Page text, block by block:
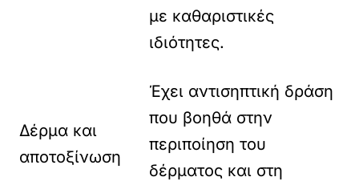
με καθαριστικές
ιδιότητες.
Δέρμα και
αποτοξίνωση
Έχει αντισηπτική δράση
που βοηθά στην
περιποίηση του
δέρματος και στη